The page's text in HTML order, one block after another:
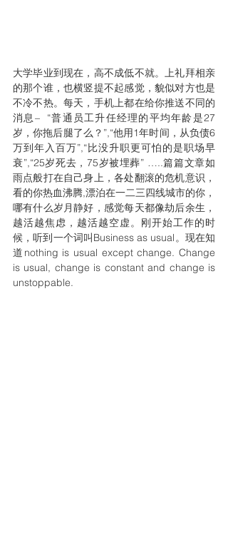
大学毕业到现在，高不成低不就。上礼拜相亲
的那个谁，也横竖提不起感觉，貌似对方也是
不冷不热。每天，手机上都在给你推送不同的
消息–  “普通员工升任经理的平均年龄是27
岁，你拖后腿了么？”,“他用1年时间，从负债6
万到年入百万”,“比没升职更可怕的是职场早
衰”,“25岁死去，75岁被埋葬” …..篇篇文章如
雨点般打在自己身上，各处翻滚的危机意识，
看的你热血沸腾,漂泊在一二三四线城市的你，
哪有什么岁月静好，感觉每天都像劫后余生，
越活越焦虑，越活越空虚。刚开始工作的时
候，听到一个词叫Business as usual。现在知
道nothing is usual except change. Change
is usual, change is constant and change is
unstoppable.